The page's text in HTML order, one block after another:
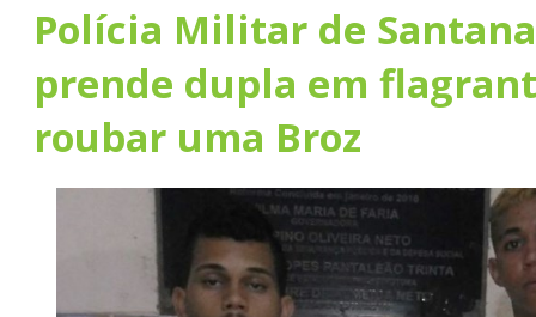
Polícia Militar de
prende dupla em
roubar uma Broz